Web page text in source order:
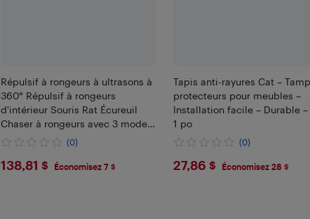
Répulsif à rongeurs à ultrasons à
360° Répulsif à rongeurs
d'intérieur Souris Rat Écureuil
Chaser à rongeurs avec 3 modes
9 Éclairages stroboscopiques
Attic Basem
(0)
$138.81
138,81 $ Économisez 7 $
Tapis anti-rayures Cat –
protecteurs pour meubles –
Installation facile – Durable –
1 po
(0)
$27.86
27,86 $ Économisez 28 $